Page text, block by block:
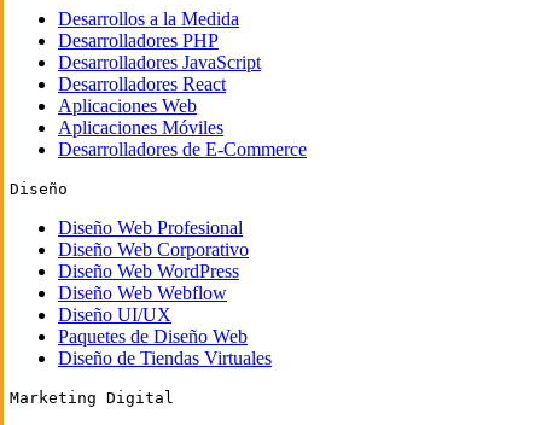
Desarrollos a la Medida
Desarrolladores PHP
Desarrolladores JavaScript
Desarrolladores React
Aplicaciones Web
Aplicaciones Móviles
Desarrolladores de E-Commerce
Diseño
Diseño Web Profesional
Diseño Web Corporativo
Diseño Web WordPress
Diseño Web Webflow
Diseño UI/UX
Paquetes de Diseño Web
Diseño de Tiendas Virtuales
Marketing Digital